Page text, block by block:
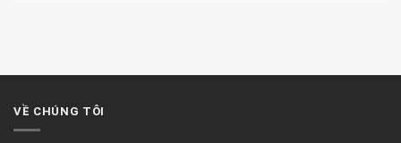
VỀ CHÚNG TÔI